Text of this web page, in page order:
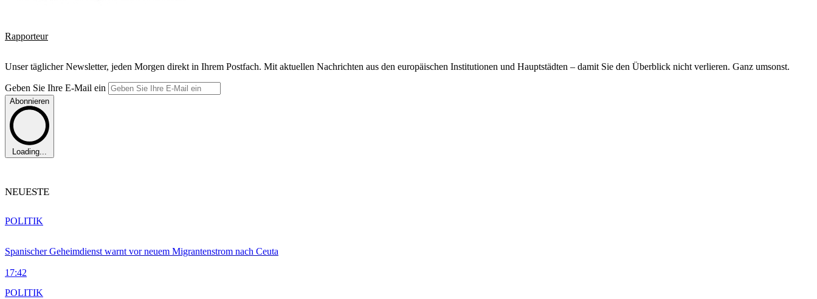
Rapporteur
Unser täglicher Newsletter, jeden Morgen direkt in Ihrem Postfach. Mit aktuellen Nachrichten aus den europäischen Institutionen und Hauptstädten – damit Sie den Überblick nicht verlieren. Ganz umsonst.
Geben Sie Ihre E-Mail ein
Abonnieren
Loading...
NEUESTE
Spanischer Geheimdienst warnt vor neuem Migrantenstrom nach Ceuta
17:42
POLITIK
POLITIK